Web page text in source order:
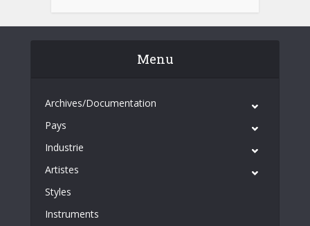
Menu
Archives/Documentation
Pays
Industrie
Artistes
Styles
Instruments